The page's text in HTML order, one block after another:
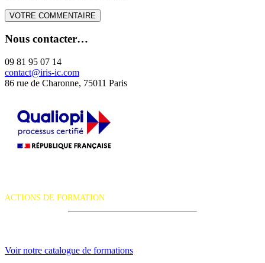
Nous contacter…
09 81 95 07 14
contact@iris-ic.com
86 rue de Charonne, 75011 Paris
ACTIONS DE FORMATION
Voir notre catalogue de formations